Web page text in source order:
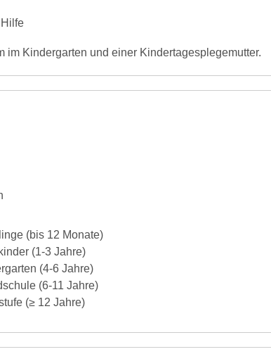
im Kindergarten und einer Kindertagesplegemutter.
(bis 12 Monate)
(1-3 Jahre)
(4-6 Jahre)
(6-11 Jahre)
(≥ 12 Jahre)